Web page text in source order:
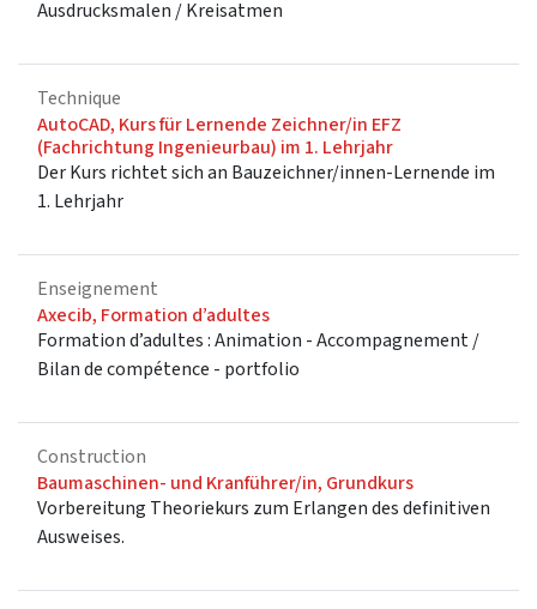
Ausdrucksmalen / Kreisatmen
Technique
AutoCAD, Kurs für Lernende Zeichner/in EFZ
(Fachrichtung Ingenieurbau) im 1. Lehrjahr
Der Kurs richtet sich an Bauzeichner/innen-Lernende im
1. Lehrjahr
Enseignement
Axecib, Formation d’adultes
Formation d’adultes : Animation - Accompagnement /
Bilan de compétence - portfolio
Construction
Baumaschinen- und Kranführer/in, Grundkurs
Vorbereitung Theoriekurs zum Erlangen des definitiven
Ausweises.